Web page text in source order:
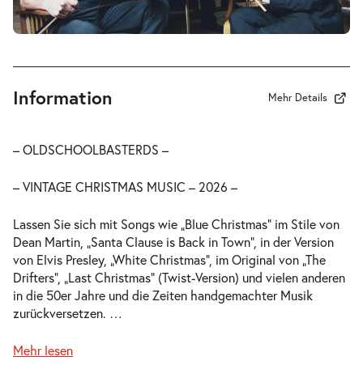
Information Mehr Details
– OLDSCHOOLBASTERDS –
– VINTAGE CHRISTMAS MUSIC – 2026 –
Lassen Sie sich mit Songs wie „Blue Christmas“ im Stile von
Dean Martin, „Santa Clause is Back in Town“, in der Version
von Elvis Presley, „White Christmas“, im Original von „The
Drifters“, „Last Christmas“ (Twist-Version) und vielen anderen
in die 50er Jahre und die Zeiten handgemachter Musik
zurückversetzen. …
Mehr lesen